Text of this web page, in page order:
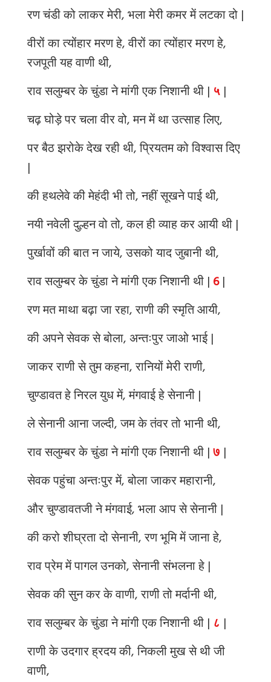
रण चंडी को लाकर मेरी, भला मेरी कमर में लटका दो |
वीरों का त्योंहार मरण हे, वीरों का त्योंहार मरण हे,
रजपूती यह वाणी थी,
राव सलुम्बर के चुंडा ने मांगी एक निशानी थी | ५|
चढ़ घोड़े पर चला वीर वो, मन में था उत्साह लिए,
पर बैठ झरोके देख रही थी, प्रियतम को विश्वास दिए
|
की हथलेवे की मेहंदी भी तो, नहीं सूखने पाई थी,
नयी नवेली दुल्हन वो तो, कल ही व्याह कर आयी थी |
पुर्खावों की बात न जाये, उसको याद जुबानी थी,
राव सलुम्बर के चुंडा ने मांगी एक निशानी थी |6|
रण मत माथा बढ़ा जा रहा, राणी की स्मृति आयी,
की अपने सेवक से बोला, अन्तःपुर जाओ भाई |
जाकर राणी से तुम कहना, रानियों मेरी राणी,
चुण्डावत हे निरल युध में, मंगवाई हे सेनानी |
ले सेनानी आना जल्दी, जम के तंवर तो भानी थी,
राव सलुम्बर के चुंडा ने मांगी एक निशानी थी |७ |
सेवक पहुंचा अन्तःपुर में, बोला जाकर महारानी,
और चुण्डावतजी ने मंगवाई, भला आप से सेनानी |
की करो शीघ्रता दो सेनानी, रण भूमि में जाना हे,
राव प्रेम में पागल उनको, सेनानी संभलना हे |
सेवक की सुन कर के वाणी, राणी तो मर्दानी थी,
राव सलुम्बर के चुंडा ने मांगी एक निशानी थी | ८ |
राणी के उदगार ह्रदय की, निकली मुख से थी जी
वाणी,